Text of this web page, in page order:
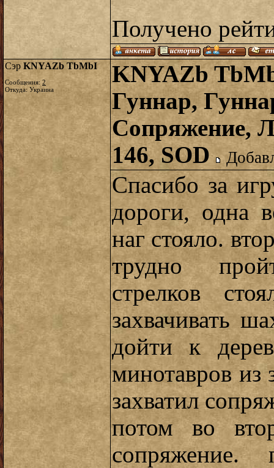
Получено
Сэр KNYAZb TbMbI
Сообщения: 2
Откуда: Украина
KNYAZb
Гуннар,
Сопряжение,
146, SOD
Спасибо за
дороги, одна
наг стояло.
трудно
стрелков
захвачивать
дойти к
минотавров из
захватил
потом во
сопряжение.